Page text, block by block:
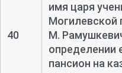
40
имя царя
Могилевской
М.
определении
пансион на